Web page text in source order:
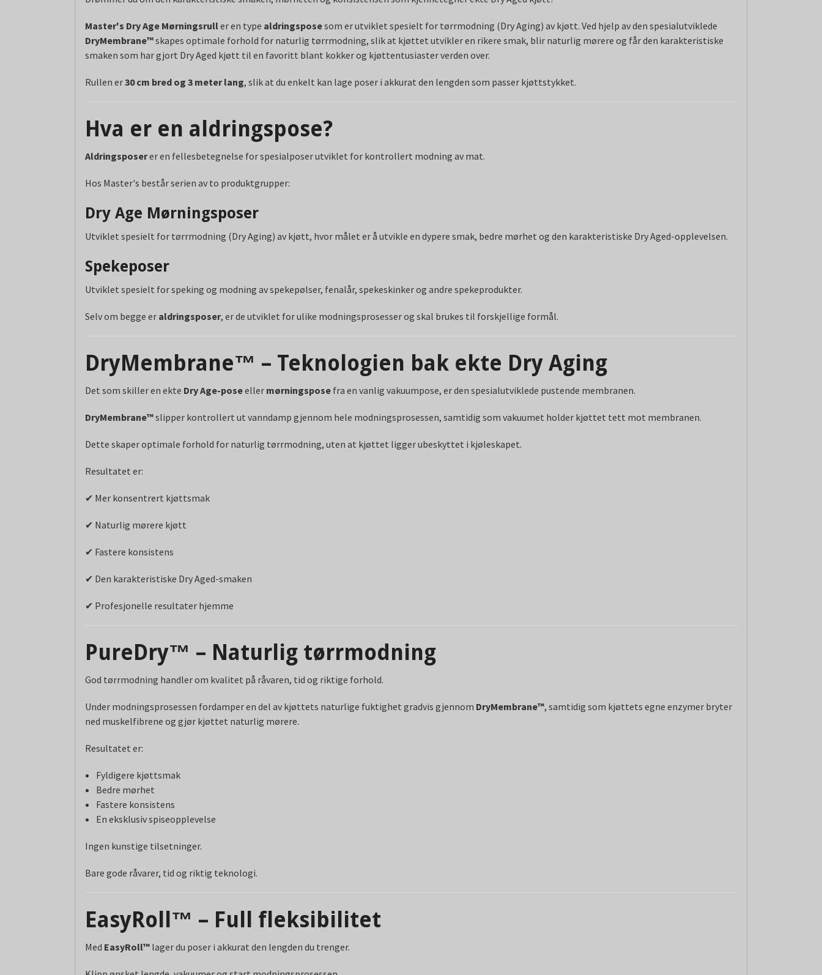
Master's Dry Age Mørningsruller en type aldringsposesom er utviklet spesielt for tørrmodning (Dry Aging) av kjøtt. Ved hjelp av den spesialutviklede
DryMembrane™skapes optimale forhold for naturlig tørrmodning, slik at kjøttet utvikler en rikere smak, blir naturlig mørere og får den karakteristiske
smaken som har gjort Dry Aged kjøtt til en favoritt blant kokker og kjøttentusiaster verden over.
Rullen er30 cm bred og 3 meter lang, slik at du enkelt kan lage poser i akkurat den lengden som passer kjøttstykket.
Hva er en aldringspose?
Aldringsposerer en fellesbetegnelse for spesialposer utviklet for kontrollert modning av mat.
Hos Master's består serien av to produktgrupper:
Dry Age Mørningsposer
Utviklet spesielt for tørrmodning (Dry Aging) av kjøtt, hvor målet er å utvikle en dypere smak, bedre mørhet og den karakteristiske Dry Aged-opplevelsen.
Spekeposer
Utviklet spesielt for speking og modning av spekepølser, fenalår, spekeskinker og andre spekeprodukter.
Selv om begge er aldringsposer, er de utviklet for ulike modningsprosesser og skal brukes til forskjellige formål.
DryMembrane™ – Teknologien bak ekte Dry Aging
Det som skiller en ekte Dry Age-poseeller mørningspose fra en vanlig vakuumpose, er den spesialutviklede pustende membranen.
DryMembrane™slipper kontrollert ut vanndamp gjennom hele modningsprosessen, samtidig som vakuumet holder kjøttet tett mot membranen.
Dette skaper optimale forhold for naturlig tørrmodning, uten at kjøttet ligger ubeskyttet i kjøleskapet.
Resultatet er:
✔ Mer konsentrert kjøttsmak
✔ Naturlig mørere kjøtt
✔ Fastere konsistens
✔ Den karakteristiske Dry Aged-smaken
✔ Profesjonelle resultater hjemme
PureDry™ – Naturlig tørrmodning
God tørrmodning handler om kvalitet på råvaren, tid og riktige forhold.
Under modningsprosessen fordamper en del av kjøttets naturlige fuktighet gradvis gjennom DryMembrane™, samtidig som kjøttets egne enzymer bryter
ned muskelfibrene og gjør kjøttet naturlig mørere.
Resultatet er:
Fyldigere kjøttsmak
Bedre mørhet
Fastere konsistens
En eksklusiv spiseopplevelse
Ingen kunstige tilsetninger.
Bare gode råvarer, tid og riktig teknologi.
EasyRoll™ – Full fleksibilitet
Med EasyRoll™ lager du poser i akkurat den lengden du trenger.